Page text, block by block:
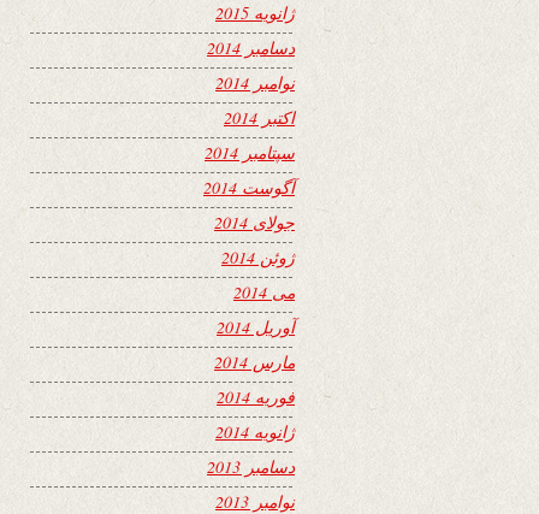
ژانویه 2015
دسامبر 2014
نوامبر 2014
اکتبر 2014
سپتامبر 2014
آگوست 2014
جولای 2014
ژوئن 2014
می 2014
آوریل 2014
مارس 2014
فوریه 2014
ژانویه 2014
دسامبر 2013
نوامبر 2013